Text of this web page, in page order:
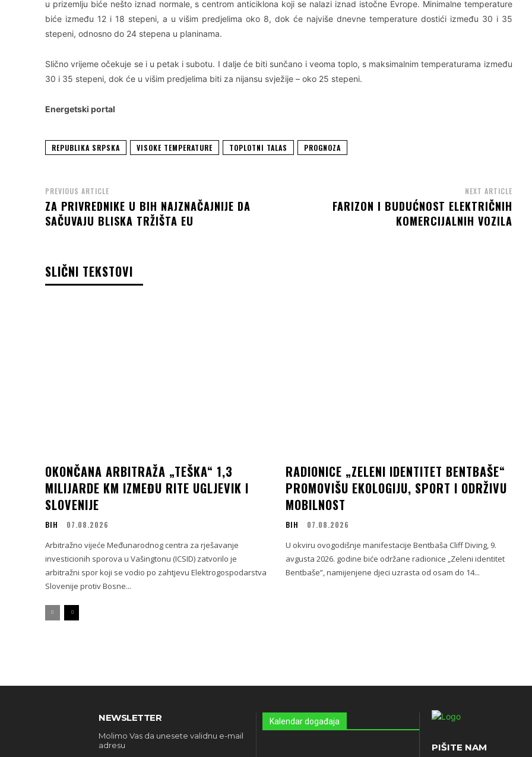
u prizemlju biće nešto iznad normale, s centrom anticiklona koji se nalazi iznad istočne Evrope. Minimalne temperature
biće između 12 i 18 stepeni, a u višim predjelima oko 8, dok će najviše dnevne temperature dostići između 30 i 35
stepeni, odnosno do 24 stepena u planinama.
Slično vrijeme očekuje se i u petak i subotu. I dalje će biti sunčano i veoma toplo, s maksimalnim temperaturama između
30 i 35 stepeni, dok će u višim predjelima biti za nijansu svježije – oko 25 stepeni.
Energetski portal
REPUBLIKA SRPSKA VISOKE TEMPERATURE TOPLOTNI TALAS PROGNOZA
PREVIOUS ARTICLE
ZA PRIVREDNIKE U BIH NAJZNAČAJNIJE DA
SAČUVAJU BLISKA TRŽIŠTA EU
NEXT ARTICLE
FARIZON I BUDUĆNOST ELEKTRIČNIH
KOMERCIJALNIH VOZILA
SLIČNI TEKSTOVI
OKONČANA ARBITRAŽA „TEŠKA“ 1,3
MILIJARDE KM IZMEĐU RITE UGLJEVIK I
SLOVENIJE
BIH 07.08.2026
Arbitražno vijeće Međunarodnog centra za rješavanje
investicionih sporova u Vašingtonu (ICSID) zatvorilo je
arbitražni spor koji se vodio po zahtjevu Elektrogospodarstva
Slovenije protiv Bosne...
RADIONICE „ZELENI IDENTITET BENTBAŠE“
PROMOVIŠU EKOLOGIJU, SPORT I ODRŽIVU
MOBILNOST
BIH 07.08.2026
U okviru ovogodišnje manifestacije Bentbaša Cliff Diving, 9.
avgusta 2026. godine biće održane radionice „Zeleni identitet
Bentbaše”, namijenjene djeci uzrasta od osam do 14...
NEWSLETTER
Molimo Vas da unesete validnu e-mail
adresu
Kalendar događaja
PIŠITE NAM